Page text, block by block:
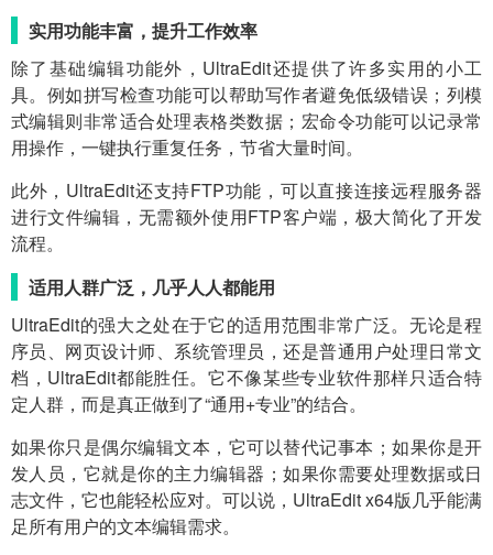
实用功能丰富，提升工作效率
除了基础编辑功能外，UltraEdit还提供了许多实用的小工
具。例如拼写检查功能可以帮助写作者避免低级错误；列模
式编辑则非常适合处理表格类数据；宏命令功能可以记录常
用操作，一键执行重复任务，节省大量时间。
此外，UltraEdit还支持FTP功能，可以直接连接远程服务器
进行文件编辑，无需额外使用FTP客户端，极大简化了开发
流程。
适用人群广泛，几乎人人都能用
UltraEdit的强大之处在于它的适用范围非常广泛。无论是程
序员、网页设计师、系统管理员，还是普通用户处理日常文
档，UltraEdit都能胜任。它不像某些专业软件那样只适合特
定人群，而是真正做到了“通用+专业”的结合。
如果你只是偶尔编辑文本，它可以替代记事本；如果你是开
发人员，它就是你的主力编辑器；如果你需要处理数据或日
志文件，它也能轻松应对。可以说，UltraEdit x64版几乎能满
足所有用户的文本编辑需求。